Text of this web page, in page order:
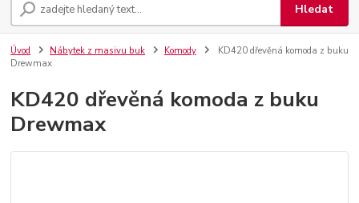
Hledat
Úvod Nábytek z masivu buk Komody
KD420 dřevěná komoda z buku
Drewmax
KD420 dřevěná komoda z buku
Drewmax